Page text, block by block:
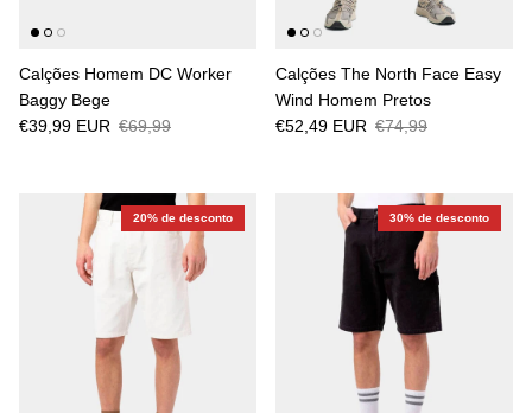
Calções Homem DC Worker
Baggy Bege
€39,99 EUR €69,99
Calções The North Face Easy
Wind Homem Pretos
€52,49 EUR €74,99
20% de desconto 30% de desconto